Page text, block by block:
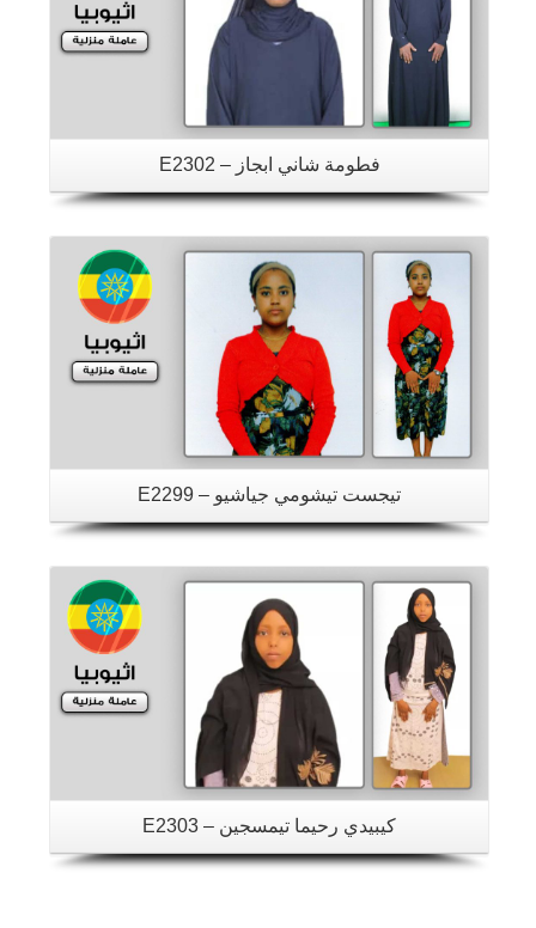
فطومة شاني ابجاز – E2302
تيجست تيشومي جياشيو – E2299
كيبيدي رحيما تيمسجين – E2303